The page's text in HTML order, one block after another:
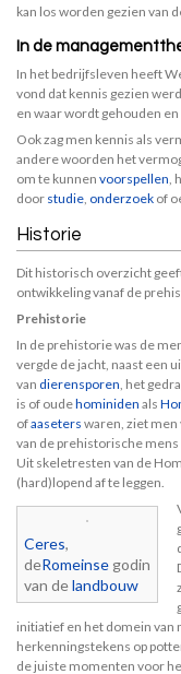
kan los worden gezien van
In de
In het bedrijfsleven heeft
vond dat kennis gezien
en waar wordt gehouden
Ook zag men kennis als
andere woorden het
om te kunnen voorspellen
door studie onderzoek of
Historie
Dit historisch overzicht
ontwikkeling vanaf de
Prehistorie
In de prehistorie was de
vergde de jacht, naast een
van dierensporen , het
is of oudehominiden als
ofaaseters waren, ziet men
van de prehistorische mens
Uit skeletresten van de
(hard)lopend af te leggen.
Ceres,
deRomeinse godin
van delandbouw
initiatief en het domein
herkenningstekens op
de juiste momenten voor